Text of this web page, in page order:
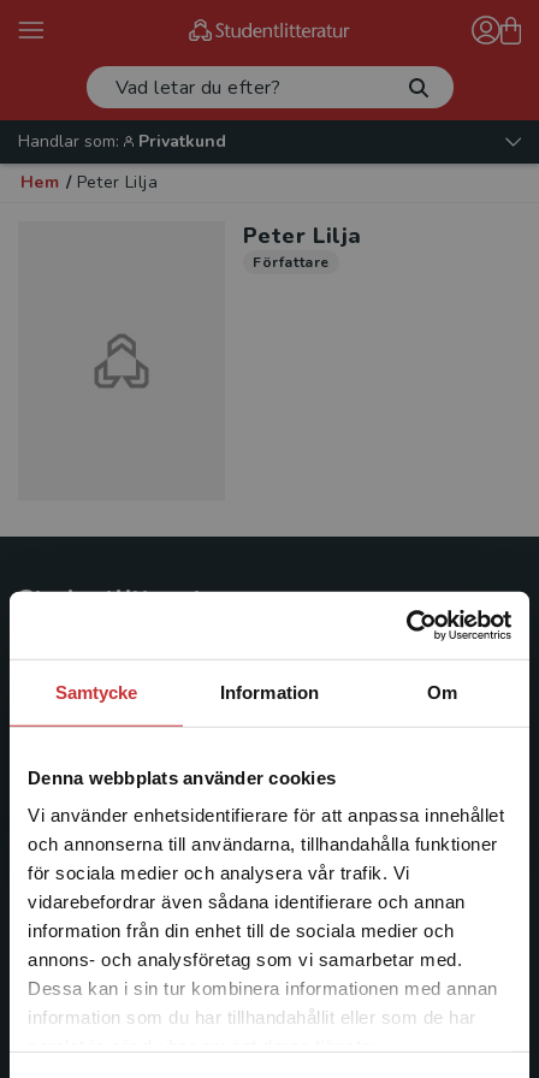
Samtycke Information Om
Denna webbplats använder cookies
Vi använder enhetsidentifierare för att anpassa innehållet
och annonserna till användarna, tillhandahålla funktioner
för sociala medier och analysera vår trafik. Vi
vidarebefordrar även sådana identifierare och annan
information från din enhet till de sociala medier och
annons- och analysföretag som vi samarbetar med.
Dessa kan i sin tur kombinera informationen med annan
information som du har tillhandahållit eller som de har
Begränsad fraktregion
Det verkar som att du besöker
studentlitteratur.se via en enhet utanför Sverige.
Handlar som:
Privatkund
Hem / Peter Lilja
Peter Lilja
Författare
Studentlitteratur
ledande utbildningsförlag. Med läromedel, kurslitteratur,
facklitteratur, utbildningar och digitala
längs hela kunskapsresan.
Kontakta oss
Kontakta oss
046-31 20 00
Postadress:
Box 141